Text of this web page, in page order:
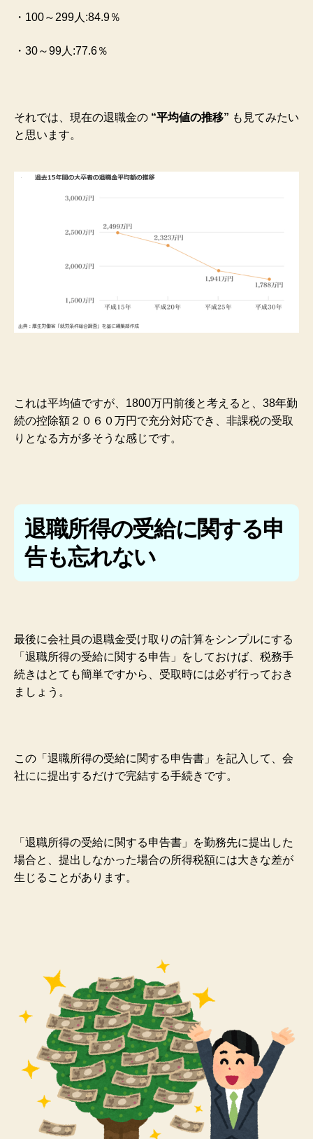
・100～299人:84.9％
・30～99人:77.6％
それでは、現在の退職金の “平均値の推移” も見てみたい
と思います。
これは平均値ですが、1800万円前後と考えると、38年勤
続の控除額２０６０万円で充分対応でき、非課税の受取
りとなる方が多そうな感じです。
退職所得の受給に関する申
告も忘れない
最後に会社員の退職金受け取りの計算をシンプルにする
「退職所得の受給に関する申告」をしておけば、税務手
続きはとても簡単ですから、受取時には必ず行っておき
ましょう。
この「退職所得の受給に関する申告書」を記入して、会
社にに提出するだけで完結する手続きです。
「退職所得の受給に関する申告書」を勤務先に提出した
場合と、提出しなかった場合の所得税額には大きな差が
生じることがあります。